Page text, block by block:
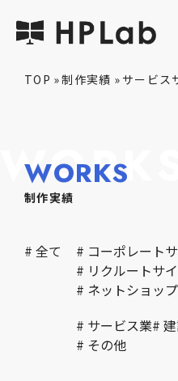
TOP »制作実績 » サービス
WORKS
WORKS
制作実績
# 全て # コーポレート
# リクルートサ
# ネットショップ
# サービス業#
# その他